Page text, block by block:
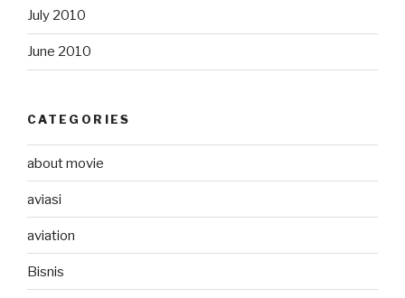
July 2010
June 2010
CATEGORIES
about movie
aviasi
aviation
Bisnis